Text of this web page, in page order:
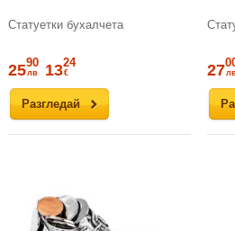
Статуетки бухалчета
Разгледай
2590
лв 1324
€ 27